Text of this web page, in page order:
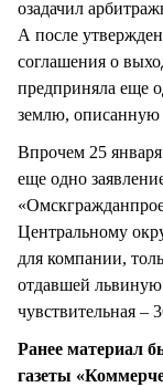
озадачил
А после
соглашения о
предприняла еще
землю, описанную
Впрочем 25
еще одно
Центральному
для компании,
отдавшей
чувствительная –
Ранее материал
газеты